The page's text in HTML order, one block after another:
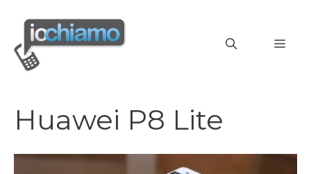
contenuto
Huawei P8 Lite